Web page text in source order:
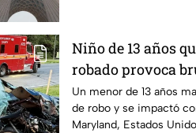
Niño de 13 años
robado provoca
un muerto y
Un menor de 13 años
de robo y se impactó
Maryland, Estados